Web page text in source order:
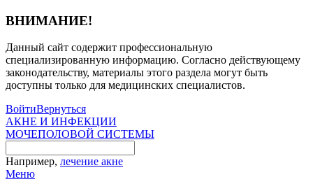
ВНИМАНИЕ!
Данный сайт содержит профессиональную
специализированную информацию. Согласно действующему
законодательству, материалы этого раздела могут быть
доступны только для медицинских специалистов.
ВойтиВернуться
АКНЕ И ИНФЕКЦИИ
МОЧЕПОЛОВОЙ СИСТЕМЫ
Например, лечение акне
Меню